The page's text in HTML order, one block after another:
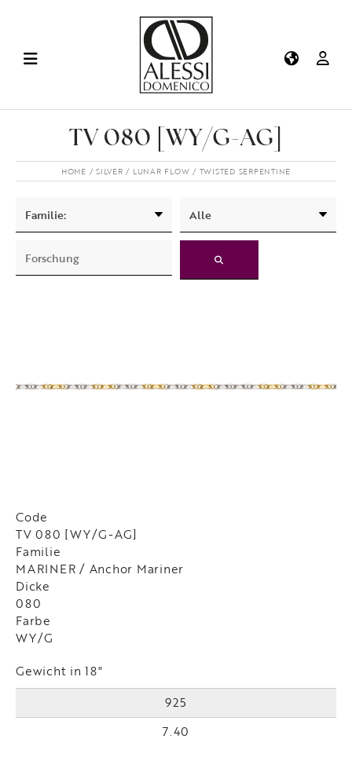
TV 080 [WY/G-AG]
HOME SILVER LUNAR FLOW TWISTED SERPENTINE
Code
TV 080 [WY/G-AG]
Familie
MARINER / Anchor Mariner
Dicke
080
Farbe
WY/G
Gewicht in 18"
925
7.40